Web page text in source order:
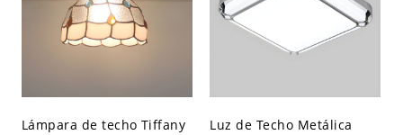
Lámpara de techo Tiffany
Luz de Techo Metálica